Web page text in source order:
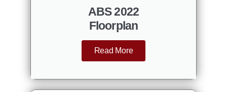
ABS 2022
Floorplan
Read More